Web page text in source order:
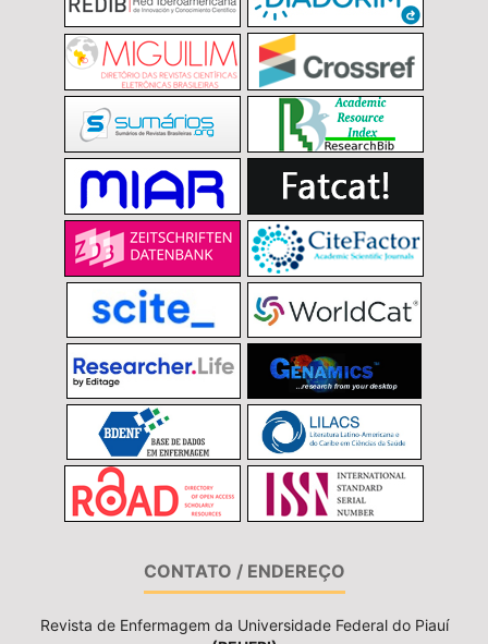
CONTATO / ENDEREÇO
Revista de Enfermagem da Universidade Federal do Piauí